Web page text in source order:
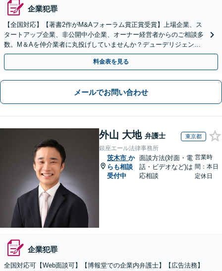
企業犯罪
【全国対応】【著書2作がM&Aフォーラム賞正賞受賞】上場企業、ス
タートアップ企業、非公開中小企業、オーナー経営者からのご相談多
数。M＆Aを仲介業者に丸投げしていませんか？デューデリジェンス
や契約書作成・交渉はお任せください【初回無料】
料金表を見る
メールでお問い合わせ
外山 大地 弁護士 東京都
銀座エール法律事務所
茨木市 か
らも相談
受付中
面談方法(対面・電
話・ビデオなど)は
応相談
営業時
間：本日
定休日
企業犯罪
全国対応可【Web面談可】【博報堂での企業内弁護士】【広告法務】